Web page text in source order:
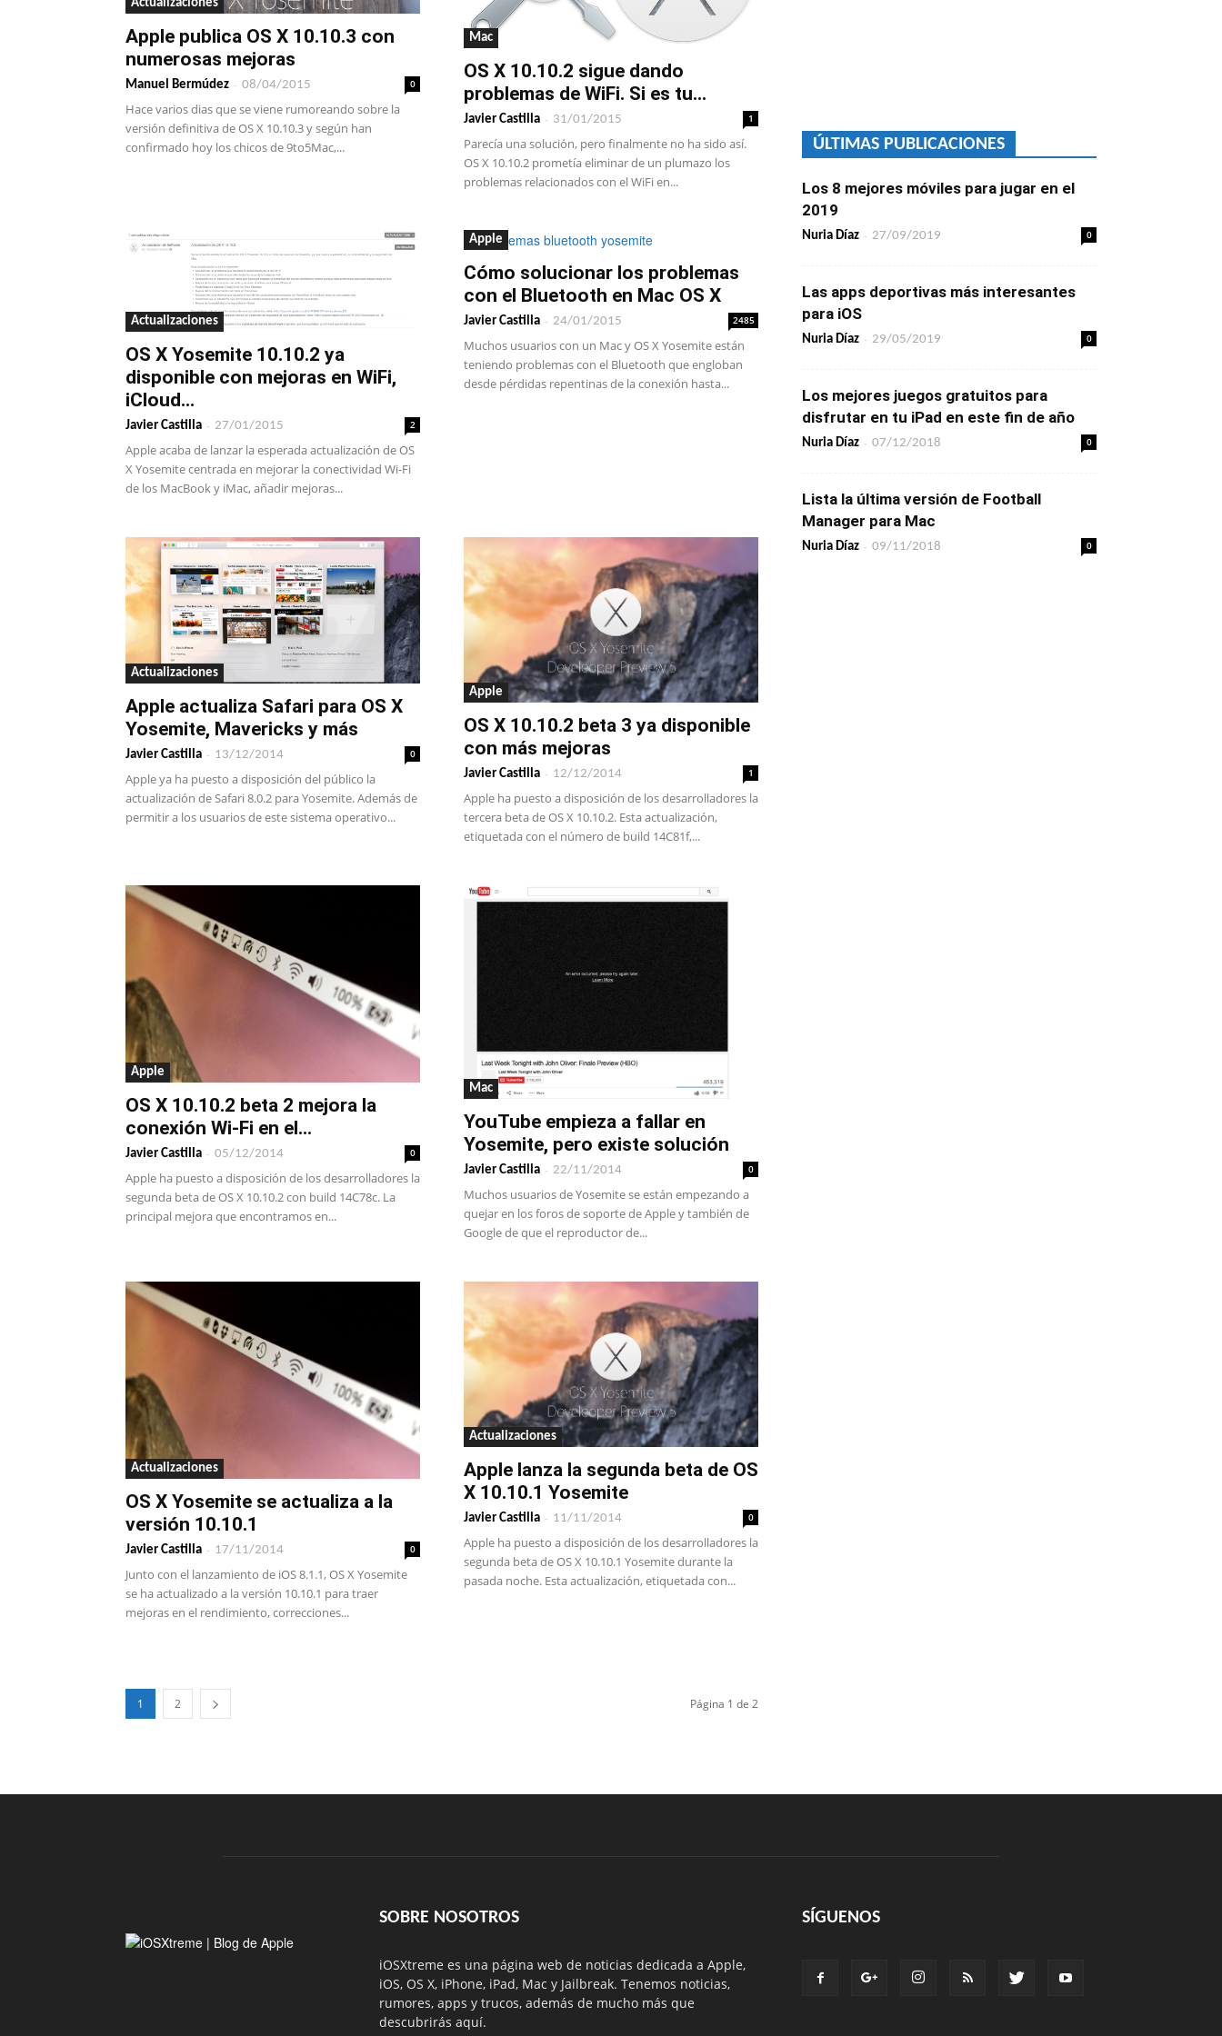
Actualizaciones
Apple publica OS X 10.10.3 con
numerosas mejoras
Manuel Bermúdez - 08/04/2015 0
Hace varios dias que se viene rumoreando sobre la
versión definitiva de OS X 10.10.3 y según han
confirmado hoy los chicos de 9to5Mac,...
Mac
OS X 10.10.2 sigue dando
problemas de WiFi. Si es tu...
Javier Castilla - 31/01/2015 1
Parecía una solución, pero finalmente no ha sido así.
OS X 10.10.2 prometía eliminar de un plumazo los
problemas relacionados con el WiFi en...
Actualizaciones
OS X Yosemite 10.10.2 ya
disponible con mejoras en WiFi,
iCloud...
Javier Castilla - 27/01/2015 2
Apple acaba de lanzar la esperada actualización de OS
X Yosemite centrada en mejorar la conectividad Wi-Fi
de los MacBook y iMac, añadir mejoras...
Apple
Cómo solucionar los problemas
con el Bluetooth en Mac OS X
Javier Castilla - 24/01/2015 2485
Muchos usuarios con un Mac y OS X Yosemite están
teniendo problemas con el Bluetooth que engloban
desde pérdidas repentinas de la conexión hasta...
Actualizaciones
Apple actualiza Safari para OS X
Yosemite, Mavericks y más
Javier Castilla - 13/12/2014 0
Apple ya ha puesto a disposición del público la
actualización de Safari 8.0.2 para Yosemite. Además de
permitir a los usuarios de este sistema operativo...
Apple
OS X 10.10.2 beta 3 ya disponible
con más mejoras
Javier Castilla - 12/12/2014 1
Apple ha puesto a disposición de los desarrolladores la
tercera beta de OS X 10.10.2. Esta actualización,
etiquetada con el número de build 14C81f,...
Apple
OS X 10.10.2 beta 2 mejora la
conexión Wi-Fi en el...
Javier Castilla - 05/12/2014 0
Apple ha puesto a disposición de los desarrolladores la
segunda beta de OS X 10.10.2 con build 14C78c. La
principal mejora que encontramos en...
Mac
YouTube empieza a fallar en
Yosemite, pero existe solución
Javier Castilla - 22/11/2014 0
Muchos usuarios de Yosemite se están empezando a
quejar en los foros de soporte de Apple y también de
Google de que el reproductor de...
Actualizaciones
OS X Yosemite se actualiza a la
versión 10.10.1
Javier Castilla - 17/11/2014 0
Junto con el lanzamiento de iOS 8.1.1, OS X Yosemite
se ha actualizado a la versión 10.10.1 para traer
mejoras en el rendimiento, correcciones...
Actualizaciones
Apple lanza la segunda beta de OS
X 10.10.1 Yosemite
Javier Castilla - 11/11/2014 0
Apple ha puesto a disposición de los desarrolladores la
segunda beta de OS X 10.10.1 Yosemite durante la
pasada noche. Esta actualización, etiquetada con...
1 2 Página 1 de 2
ÚLTIMAS PUBLICACIONES
Los 8 mejores móviles para jugar en el
2019
Nuria Díaz - 27/09/2019 0
Las apps deportivas más interesantes
para iOS
Nuria Díaz - 29/05/2019 0
Los mejores juegos gratuitos para
disfrutar en tu iPad en este fin de año
Nuria Díaz - 07/12/2018 0
Lista la última versión de Football
Manager para Mac
Nuria Díaz - 09/11/2018 0
SOBRE NOSOTROS
iOSXtreme es una página web de noticias dedicada a Apple,
iOS, OS X, iPhone, iPad, Mac y Jailbreak. Tenemos noticias,
rumores, apps y trucos, además de mucho más que
descubrirás aquí.
SÍGUENOS